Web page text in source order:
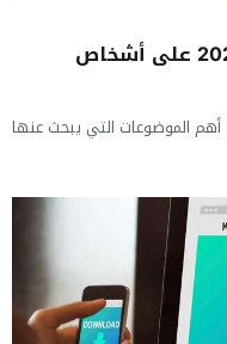
أفضل تطبيقات تعارف مجانية 2023 على أشخاص
تطبيقات تعارف مجانية 2023 من أهم الموضوعات التي يبحث عنها